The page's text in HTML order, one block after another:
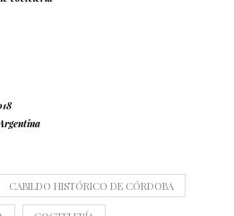
CABILDO HISTÓRICO DE CÓRDOBA